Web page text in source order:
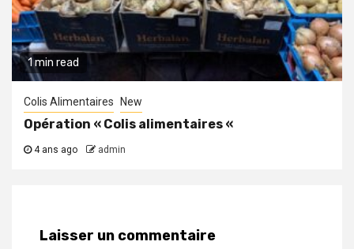
1 min read
Colis Alimentaires New
Opération « Colis alimentaires «
4 ans ago admin
Laisser un commentaire